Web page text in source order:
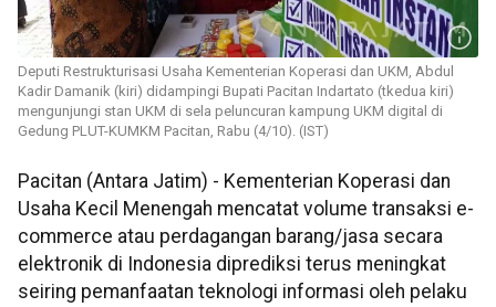
Deputi Restrukturisasi Usaha Kementerian Koperasi dan UKM, Abdul
Kadir Damanik (kiri) didampingi Bupati Pacitan Indartato (tkedua kiri)
mengunjungi stan UKM di sela peluncuran kampung UKM digital di
Gedung PLUT-KUMKM Pacitan, Rabu (4/10). (IST)
Pacitan (Antara Jatim) - Kementerian Koperasi dan
Usaha Kecil Menengah mencatat volume transaksi e-
commerce atau perdagangan barang/jasa secara
elektronik di Indonesia diprediksi terus meningkat
seiring pemanfaatan teknologi informasi oleh pelaku